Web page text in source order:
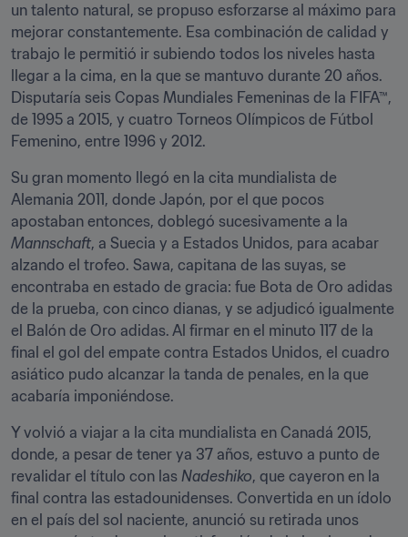
un talento natural, se propuso esforzarse al máximo para
mejorar constantemente. Esa combinación de calidad y
trabajo le permitió ir subiendo todos los niveles hasta
llegar a la cima, en la que se mantuvo durante 20 años.
Disputaría seis Copas Mundiales Femeninas de la FIFA™,
de 1995 a 2015, y cuatro Torneos Olímpicos de Fútbol
Femenino, entre 1996 y 2012.
Su gran momento llegó en la cita mundialista de
Alemania 2011, donde Japón, por el que pocos
Mannschaft, a Suecia y a Estados Unidos, para acabar
alzando el trofeo. Sawa, capitana de las suyas, se
encontraba en estado de gracia: fue Bota de Oro adidas
de la prueba, con cinco dianas, y se adjudicó igualmente
el Balón de Oro adidas. Al firmar en el minuto 117 de la
final el gol del empate contra Estados Unidos, el cuadro
asiático pudo alcanzar la tanda de penales, en la que
acabaría imponiéndose.
Y volvió a viajar a la cita mundialista en Canadá 2015,
donde, a pesar de tener ya 37 años, estuvo a punto de
revalidar el título con las Nadeshiko, que cayeron en la
final contra las estadounidenses. Convertida en un ídolo
en el país del sol naciente, anunció su retirada unos